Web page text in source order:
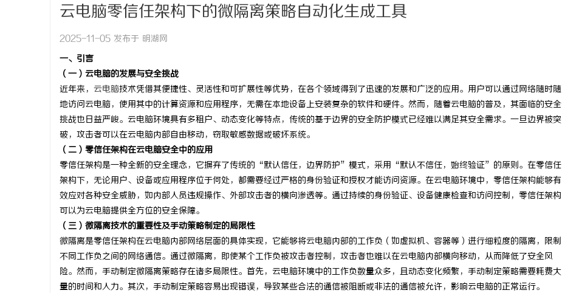
云电脑零信任架构下的微隔离策略自动化生成工具
2025-11-05 发布于 明湖网
一、引言
（一）云电脑的发展与安全挑战
近年来， 云电脑技术凭借其便捷性、灵活性和可扩展性等优势，在各个领域得到了迅速的发展和广泛的应用。用户可以通过网络随时随
地访问云电脑，使用其中的计算资源和应用程序，无需在本地设备上安装复杂的软件和硬件。然而，随着云电脑的普及，其面临的安全
挑战也日益严峻。云电脑环境具有多租户、动态变化等特点，传统的基于边界的安全防护模式已经难以满足其安全需求。一旦边界被突
破，攻击者可以在云电脑内部自由移动，窃取敏感数据或破坏系统。
（二）零信任架构在云电脑安全中的应用
零信任架构是一种全新的安全理念，它摒弃了传统的“默认信任，边界防护”模式，采用“默认不信任，始终验证”的原则。在零信任
架构下，无论用户、设备或应用程序位于何处，都需要经过严格的身份验证和授权才能访问资源。在云电脑环境中，零信任架构能够有
效应对各种安全威胁，如内部人员违规操作、外部攻击者的横向渗透等。通过持续的身份验证、设备健康检查和访问控制，零信任架构
可以为云电脑提供全方位的安全保障。
（三）微隔离技术的重要性及手动策略制定的局限性
微隔离是零信任架构在云电脑内部网络层面的具体实现，它能够将云电脑内部的工作负（如虚拟机、容器等）进行细粒度的隔离，限制
不同工作负之间的网络通信。通过微隔离，即使某个工作负被攻击者控制，攻击者也难以在云电脑内部横向移动，从而降低了安全风
险。然而，手动制定微隔离策略存在诸多局限性。首先，云电脑环境中的工作负数量众多，且动态变化频繁，手动制定策略需要耗费大
量的时间和人力。其次，手动制定策略容易出现错误，导致某些合法的通信被阻断或非法的通信被允许，影响云电脑的正常运行。